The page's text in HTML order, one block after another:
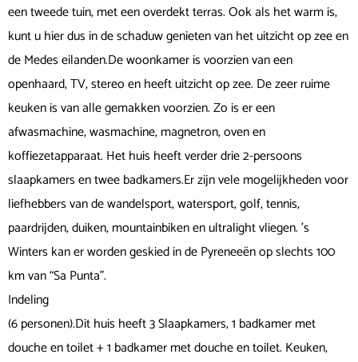
een tweede tuin, met een overdekt terras. Ook als het warm is,
kunt u hier dus in de schaduw genieten van het uitzicht op zee en
de Medes eilanden.De woonkamer is voorzien van een
openhaard, TV, stereo en heeft uitzicht op zee. De zeer ruime
keuken is van alle gemakken voorzien. Zo is er een
afwasmachine, wasmachine, magnetron, oven en
koffiezetapparaat. Het huis heeft verder drie 2-persoons
slaapkamers en twee badkamers.Er zijn vele mogelijkheden voor
liefhebbers van de wandelsport, watersport, golf, tennis,
paardrijden, duiken, mountainbiken en ultralight vliegen. ’s
Winters kan er worden geskied in de Pyreneeën op slechts 100
km van “Sa Punta”.
Indeling
(6 personen).Dit huis heeft 3 Slaapkamers, 1 badkamer met
douche en toilet + 1 badkamer met douche en toilet. Keuken,